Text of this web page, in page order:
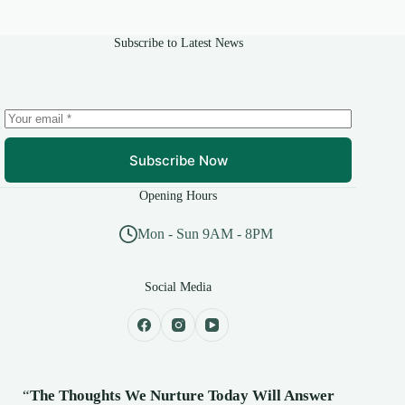
Subscribe to Latest News
Subscribe Now
Opening Hours
Mon - Sun 9AM - 8PM
Social Media
“The Thoughts We Nurture Today Will Answer